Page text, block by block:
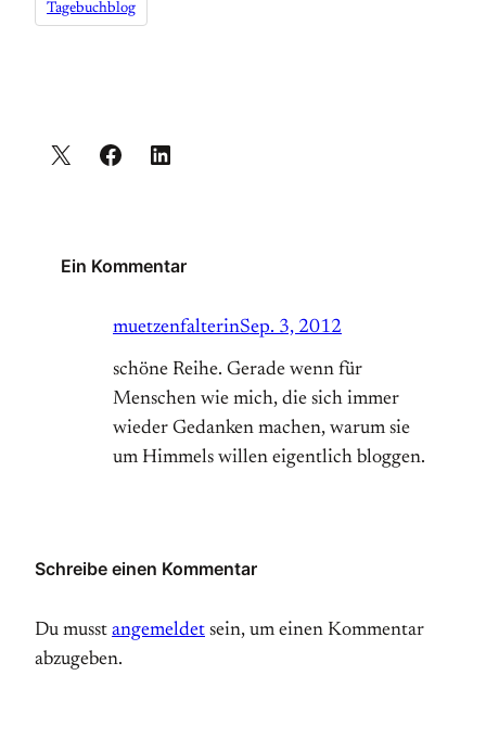
Tagebuchblog
Ein Kommentar
muetzenfalterinSep. 3, 2012
schöne Reihe. Gerade wenn für
Menschen wie mich, die sich immer
wieder Gedanken machen, warum sie
um Himmels willen eigentlich bloggen.
Schreibe einen Kommentar
Du musst angemeldet sein, um einen Kommentar
abzugeben.